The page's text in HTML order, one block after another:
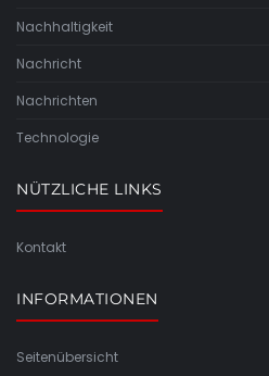
Nachhaltigkeit
Nachricht
Nachrichten
Technologie
NÜTZLICHE LINKS
Kontakt
INFORMATIONEN
Seitenübersicht